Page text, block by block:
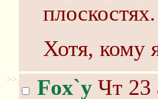
плоскостях.
Хотя, кому
>> Fox`y Чт 23